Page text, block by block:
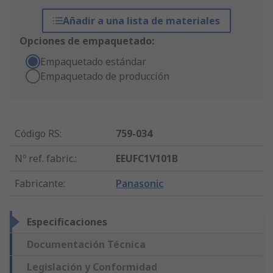
Añadir a una lista de materiales
Opciones de empaquetado:
Empaquetado estándar
Empaquetado de producción
Código RS:
759-034
Nº ref. fabric.:
EEUFC1V101B
Fabricante: Panasonic
Especificaciones
Documentación Técnica
Legislación y Conformidad